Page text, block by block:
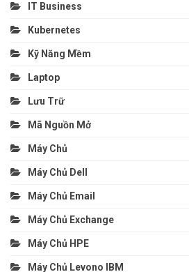
IT Business
Kubernetes
Kỹ Năng Mềm
Laptop
Lưu Trữ
Mã Nguồn Mở
Máy Chủ
Máy Chủ Dell
Máy Chủ Email
Máy Chủ Exchange
Máy Chủ HPE
Máy Chủ Levono IBM